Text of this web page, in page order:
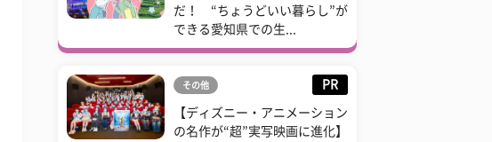
だ！ “ちょうどいい暮らし”が
できる愛知県での生...
その他 PR
【ディズニー・アニメーション
の名作が“超”実写映画に進化】